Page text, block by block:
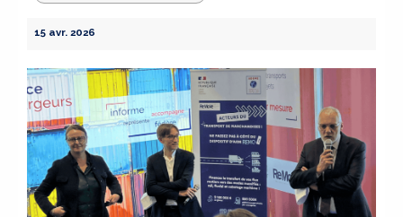
15 avr. 2026